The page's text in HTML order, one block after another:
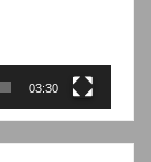
03:30